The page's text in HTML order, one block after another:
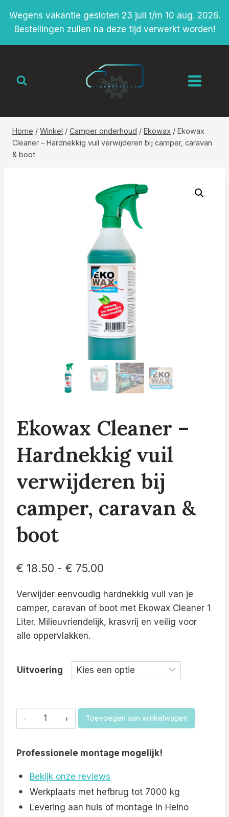
naar
inhoud
Wegens vakantie gesloten 23 juli t/m 10 aug. 2026.
Bestellingen zullen na deze tijd verwerkt worden!
Home / Winkel / Camper onderhoud / Ekowax / Ekowax
Cleaner – Hardnekkig vuil verwijderen bij camper, caravan
& boot
Ekowax Cleaner –
Hardnekkig vuil
verwijderen bij
camper, caravan &
boot
€ 18.50 - € 75.00
tot
€ 75.00
Verwijder eenvoudig hardnekkig vuil van je
camper, caravan of boot met Ekowax Cleaner 1
Liter. Milieuvriendelijk, krasvrij en veilig voor
alle oppervlakken.
Uitvoering
Ekowax
Cleaner
Hardnekkig
verwijderen
bij
camper,
Toevoegen aan winkelwagen
Professionele montage mogelijk!
Bekijk onze reviews
Werkplaats met hefbrug tot 7000 kg
Levering aan huis of montage in Heino